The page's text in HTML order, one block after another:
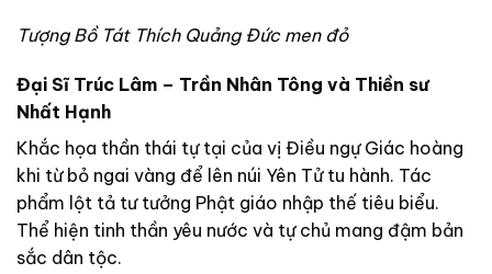
Tượng Bồ Tát Thích Quảng Đức men đỏ
Đại Sĩ Trúc Lâm – Trần Nhân Tông và Thiền sư
Nhất Hạnh
Khắc họa thần thái tự tại của vị Điều ngự Giác hoàng
khi từ bỏ ngai vàng để lên núi Yên Tử tu hành. Tác
phẩm lột tả tư tưởng Phật giáo nhập thế tiêu biểu.
Thể hiện tinh thần yêu nước và tự chủ mang đậm bản
sắc dân tộc.